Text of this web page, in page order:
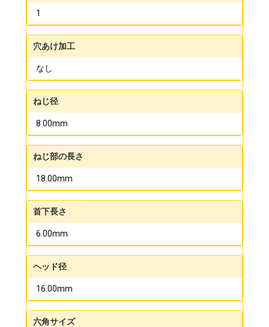
1
穴あけ加工
なし
ねじ径
8.00mm
ねじ部の長さ
18.00mm
首下長さ
6.00mm
ヘッド径
16.00mm
六角サイズ